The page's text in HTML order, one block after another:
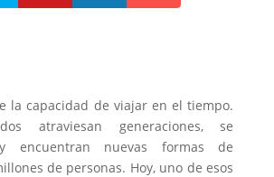
la capacidad de viajar en el tiempo.
atraviesan generaciones, se
encuentran nuevas formas de
de personas. Hoy, uno de esos